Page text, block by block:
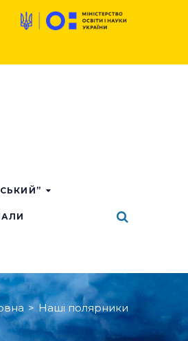
> Наші полярники